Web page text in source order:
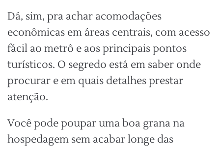
Dá, sim, pra achar acomodações
econômicas em áreas centrais, com acesso
fácil ao metrô e aos principais pontos
turísticos. O segredo está em saber onde
procurar e em quais detalhes prestar
atenção.
Você pode poupar uma boa grana na
hospedagem sem acabar longe das